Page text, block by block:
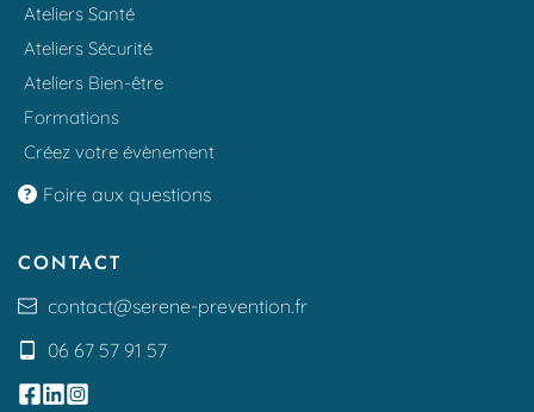
Ateliers Santé
Ateliers Sécurité
Ateliers Bien-être
Formations
Créez votre évènement
Foire aux questions
CONTACT
contact@serene-prevention.fr
06 67 57 91 57